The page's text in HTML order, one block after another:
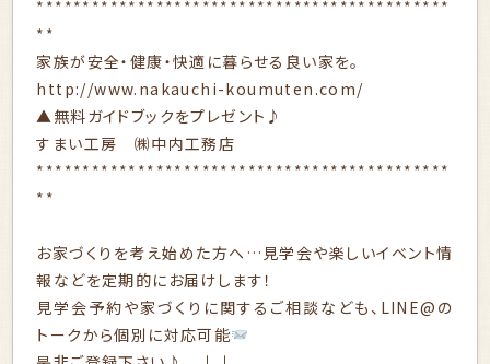
*********************************************
**
家族が安全・健康・快適に暮らせる良い家を。
http://www.nakauchi-koumuten.com/
▲無料ガイドブックをプレゼント♪
すまい工房 ㈱中内工務店
*********************************************
**
お家づくりを考え始めた方へ…見学会や楽しいイベント情
報などを定期的にお届けします！
見学会予約や家づくりに関するご相談なども、LINE@の
トークから個別に対応可能